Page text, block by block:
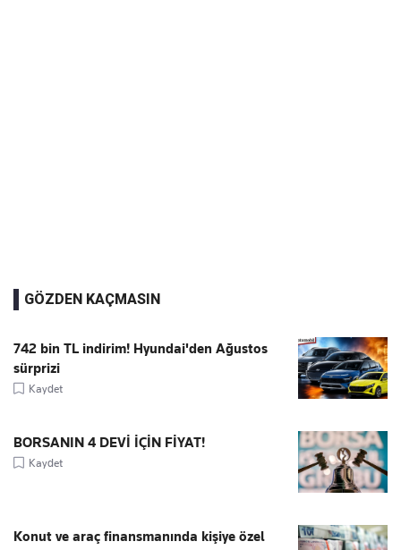
GÖZDEN KAÇMASIN
742 bin TL indirim! Hyundai'den Ağustos
sürprizi
Kaydet
BORSANIN 4 DEVİ İÇİN FİYAT!
Kaydet
Konut ve araç finansmanında kişiye özel